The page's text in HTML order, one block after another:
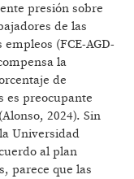
presión sobre
de las
(FCE-AGD-
la
de
es preocupante
2024). Sin
Universidad
al plan
parece que las